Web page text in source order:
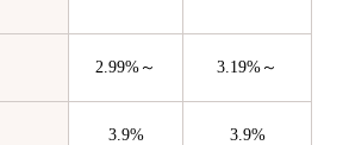
2.99%～ 3.19%～
3.9% 3.9%